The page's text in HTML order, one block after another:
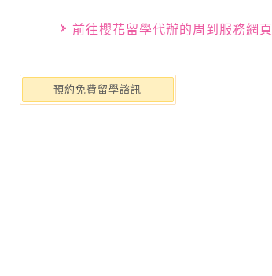
前往櫻花留學代辦的周到服務網頁
預約免費留學諮訊